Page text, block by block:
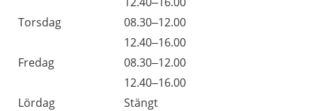
Torsdag
08.30–12.00
12.40–16.00
Fredag
08.30–12.00
12.40–16.00
Lördag
Stängt